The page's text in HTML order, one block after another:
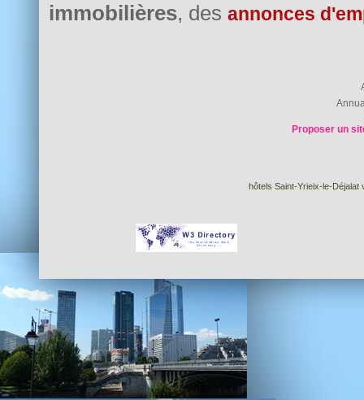
immobilières, des annonces
Proposer un
hôtels Saint-Yrieix-le-Déjalat